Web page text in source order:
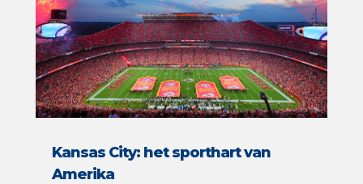
Kansas City: het sporthart van
Amerika